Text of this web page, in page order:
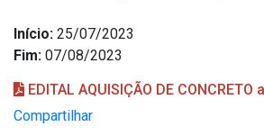
Início: 25/07/2023
Fim: 07/08/2023
EDITAL AQUISIÇÃO DE
Compartilhar